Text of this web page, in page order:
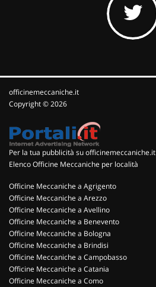
officinemeccaniche.it
Copyright © 2026
Per la tua pubblicità su officinemeccaniche.it
Elenco Officine Meccaniche per località
Officine Meccaniche a Agrigento
Officine Meccaniche a Arezzo
Officine Meccaniche a Avellino
Officine Meccaniche a Benevento
Officine Meccaniche a Bologna
Officine Meccaniche a Brindisi
Officine Meccaniche a Campobasso
Officine Meccaniche a Catania
Officine Meccaniche a Como